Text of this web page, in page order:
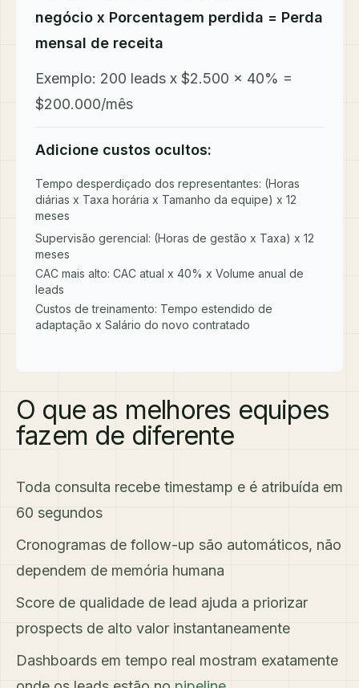
negócio x Porcentagem perdida = Perda
mensal de receita
Exemplo: 200 leads x $2.500 x 40% =
$200.000/mês
Adicione custos ocultos:
Tempo desperdiçado dos representantes: (Horas
diárias x Taxa horária x Tamanho da equipe) x 12
meses
Supervisão gerencial: (Horas de gestão x Taxa) x 12
meses
CAC mais alto: CAC atual x 40% x Volume anual de
leads
Custos de treinamento: Tempo estendido de
adaptação x Salário do novo contratado
O que as melhores equipes
fazem de diferente
Toda consulta recebe timestamp e é atribuída em
60 segundos
Cronogramas de follow-up são automáticos, não
dependem de memória humana
Score de qualidade de lead ajuda a priorizar
prospects de alto valor instantaneamente
Dashboards em tempo real mostram exatamente